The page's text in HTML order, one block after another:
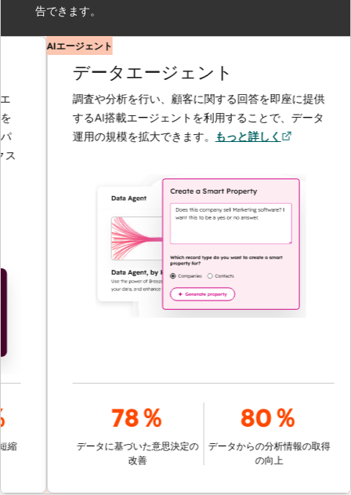
告できます。
AIエージェント
データエージェント
調査や分析を行い、顧客に関する回答を即座に提供
するAI搭載エージェントを利用することで、データ
運用の規模を拡大できます。もっと詳しく
78％
データに基づいた意思決定の
改善
80％
データからの分析情報の取得
の向上